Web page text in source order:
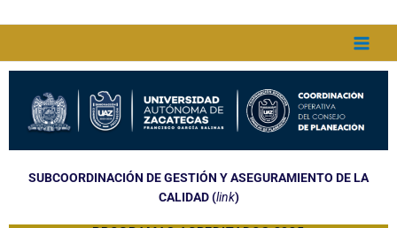
al
SUBCOORDINACIÓN DE GESTIÓN Y ASEGURAMIENTO DE LA
CALIDAD (link)